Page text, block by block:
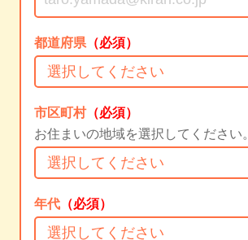
都道府県 （必須）
市区町村（必須）
お住まいの地域を選択してください。
年代 （必須）